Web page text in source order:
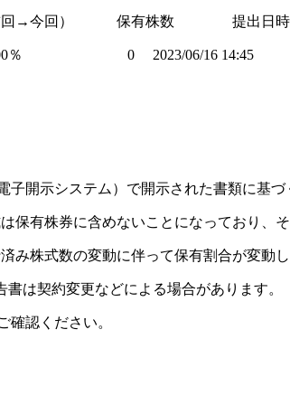
前回→今回） 保有株数 提出日時
0.00％ 0 2023/06/16 14:45
開示システム）で開示された書類に基
保有株券に含めないことになっており、
み株式数の変動に伴って保有割合が変動し
は契約変更などによる場合があります。
認ください。